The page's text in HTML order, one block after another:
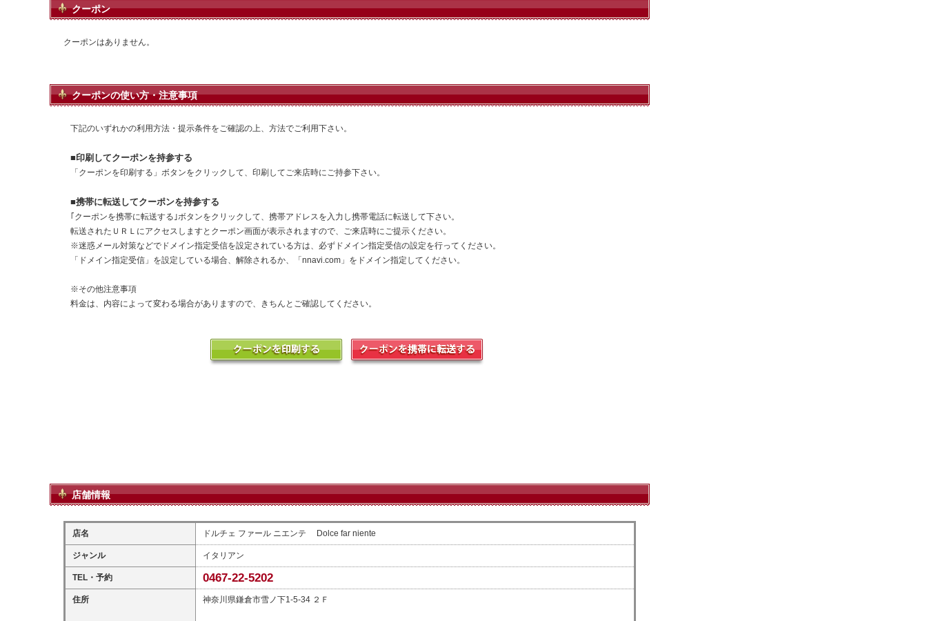
クーポン
クーポンはありません。
クーポンの使い方・注意事項
下記のいずれかの利用方法・提示条件をご確認の上、方法でご利用下さい。
■印刷してクーポンを持参する
「クーポンを印刷する」ボタンをクリックして、印刷してご来店時にご持参下さい。
■携帯に転送してクーポンを持参する
｢クーポンを携帯に転送する｣ボタンをクリックして、携帯アドレスを入力し携帯電話に転送して下さい。
転送されたＵＲＬにアクセスしますとクーポン画面が表示されますので、ご来店時にご提示ください。
※迷惑メール対策などでドメイン指定受信を設定されている方は、必ずドメイン指定受信の設定を行ってください。
「ドメイン指定受信」を設定している場合、解除されるか、「nnavi.com」をドメイン指定してください。
※その他注意事項
料金は、内容によって変わる場合がありますので、きちんとご確認してください。
店舗情報
店名 ドルチェ ファール ニエンテ Dolce far niente
ジャンル イタリアン
TEL・予約 0467-22-5202
住所 神奈川県鎌倉市雪ノ下1-5-34 ２Ｆ